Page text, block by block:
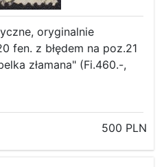
oryginalnie
fen. z błędem na poz.21
złamana" (Fi.460.-,
500 PLN